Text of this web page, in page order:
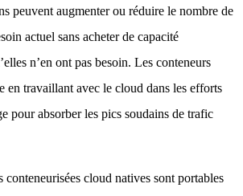
peuvent augmenter ou réduire le nombre de
actuel sans acheter de capacité
n’en ont pas besoin. Les conteneurs
en travaillant avec le cloud dans les efforts
pour absorber les pics soudains de trafic
conteneurisées cloud natives sont portables